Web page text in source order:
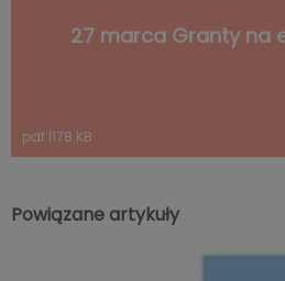
27 marca Granty na
pdf |178 KB
Powiązane artykuły